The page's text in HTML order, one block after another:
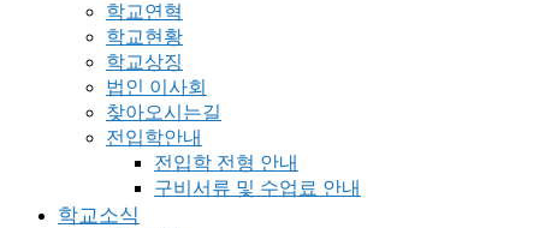
학교연혁
학교현황
학교상징
법인 이사회
찾아오시는길
전입학안내
전입학 전형 안내
구비서류 및 수업료 안내
학교소식